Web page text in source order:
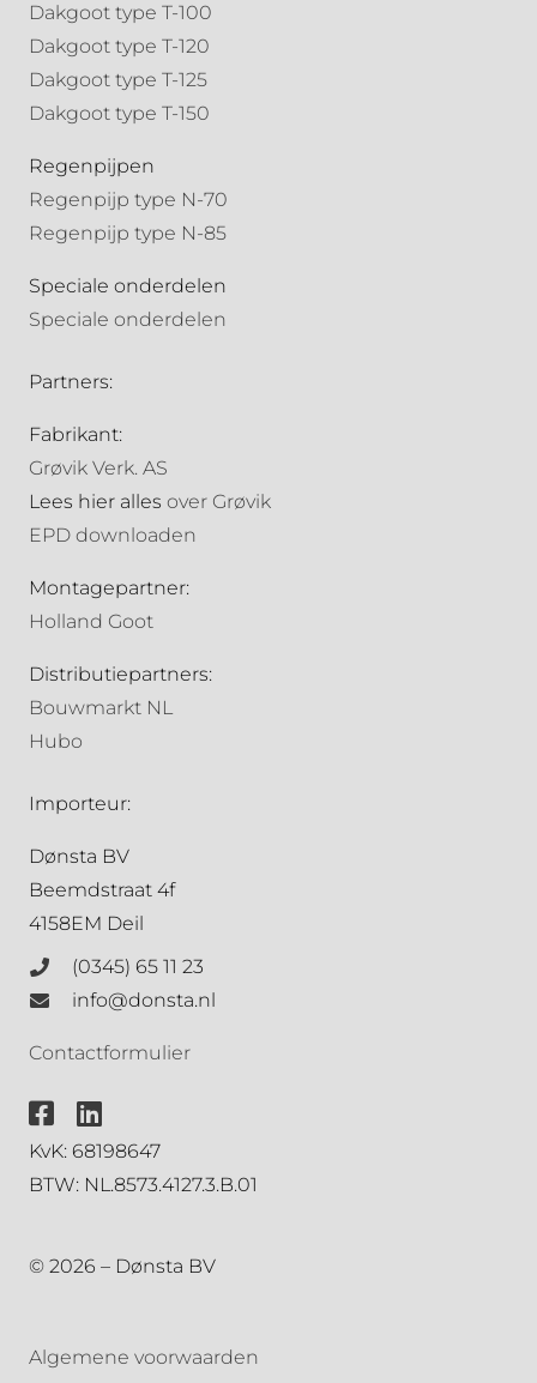
Dakgoot type T-100
Dakgoot type T-120
Dakgoot type T-125
Dakgoot type T-150
Regenpijpen
Regenpijp type N-70
Regenpijp type N-85
Speciale onderdelen
Speciale onderdelen
Partners:
Fabrikant:
Grøvik Verk. AS
Lees hier alles over Grøvik
EPD downloaden
Montagepartner:
Holland Goot
Distributiepartners:
Bouwmarkt NL
Hubo
Importeur:
Dønsta BV
Beemdstraat 4f
4158EM Deil
(0345) 65 11 23
info@donsta.nl
Contactformulier
KvK: 68198647
BTW: NL.8573.4127.3.B.01
© 2026 – Dønsta BV
Algemene voorwaarden